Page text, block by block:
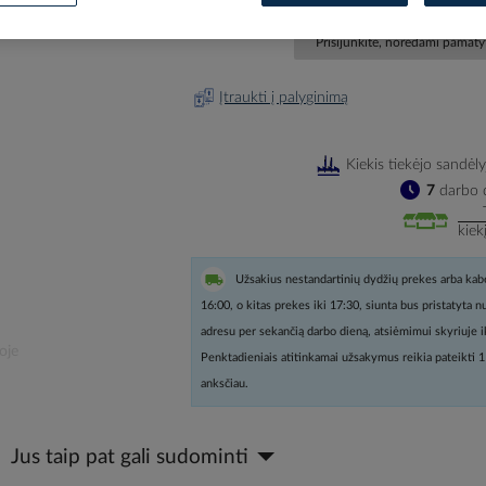
Prisijunkite, norėdami
Įtraukti į palyginimą
7darbo
Kiekis tiekėjo
Užsakius nestandartinių dydžių prekes arba
16:00, o kitas prekes iki 17:30, siunta bus pristatyta
adresu per sekančią darbo dieną, atsiėmimui skyriuje
Penktadieniais atitinkamai užsakymus reikia pateikti 1
anksčiau.
Jus taip pat gali sudominti